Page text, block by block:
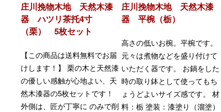
庄川挽物木地 天然木漆
器 ハツリ茶托4寸
（栗） 5枚セット
【この商品は送料無料でお届
けします！】 栗の木と天然漆
の優しい感触が心地よい、天
然木漆器の5枚セットです！
外側は、匠が丁寧に のみで削
庄川挽物木地 天然木漆
器 平椀（栃）
高さの低いお椀。平椀です。
元々は煮物などを盛り付けて
いただく器です。 お鍋をした
時の取り鉢として使ってもち
ょうどよいサイズ感です。 材
料：栃 塗装：漆塗り（溜塗）